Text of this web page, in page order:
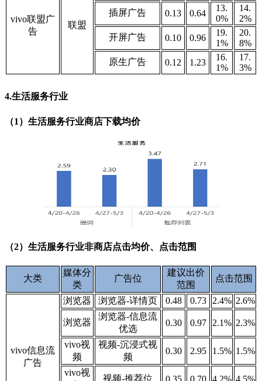
vivo联盟广
告
联盟
插屏广告
0.13 0.64
13.
0%
14.
2%
开屏广告
0.10 0.96
19.
1%
20.
8%
原生广告
0.12 1.23
16.
1%
17.
3%
4.生活服务行业
（1）生活服务行业商店下载均价
（2）生活服务行业非商店点击均价、点击范围
大类
媒体分
类
广告位
建议出价
范围
点击范围
vivo信息流
广告
浏览器 浏览器-详情页 0.48 0.73 2.4% 2.6%
浏览器
浏览器-信息流
优选
0.30 0.97 2.1% 2.3%
vivo视
频
视频-沉浸式视
频
0.30 2.95 1.5% 1.5%
vivo视
视频-推荐位 0.35 0.70 4.2% 4.5%